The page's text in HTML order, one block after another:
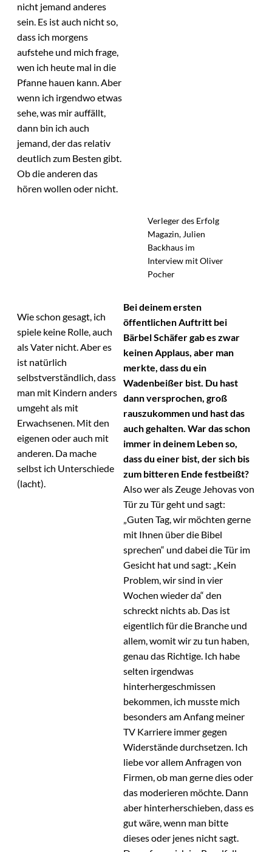
nicht jemand anderes
sein. Es ist auch nicht so,
dass ich morgens
aufstehe und mich frage,
wen ich heute mal in die
Pfanne hauen kann. Aber
wenn ich irgendwo etwas
sehe, was mir auffällt,
dann bin ich auch
jemand, der das relativ
deutlich zum Besten gibt.
Ob die anderen das
hören wollen oder nicht.
Verleger des Erfolg
Magazin, Julien
Backhaus im
Interview mit Oliver
Pocher
Wie schon gesagt, ich
spiele keine Rolle, auch
als Vater nicht. Aber es
ist natürlich
selbstverständlich, dass
man mit Kindern anders
umgeht als mit
Erwachsenen. Mit den
eigenen oder auch mit
anderen. Da mache
selbst ich Unterschiede
(lacht).
Bei deinem ersten
öffentlichen Auftritt bei
Bärbel Schäfer gab es zwar
keinen Applaus, aber man
merkte, dass du ein
Wadenbeißer bist. Du hast
dann versprochen, groß
rauszukommen und hast das
auch gehalten. War das schon
immer in deinem Leben so,
dass du einer bist, der sich bis
zum bitteren Ende festbeißt?
Also wer als Zeuge Jehovas von
Tür zu Tür geht und sagt:
„Guten Tag, wir möchten gerne
mit Ihnen über die Bibel
sprechen“ und dabei die Tür im
Gesicht hat und sagt: „Kein
Problem, wir sind in vier
Wochen wieder da“ den
schreckt nichts ab. Das ist
eigentlich für die Branche und
allem, womit wir zu tun haben,
genau das Richtige. Ich habe
selten irgendwas
hinterhergeschmissen
bekommen, ich musste mich
besonders am Anfang meiner
TV Karriere immer gegen
Widerstände durchsetzen. Ich
liebe vor allem Anfragen von
Firmen, ob man gerne dies oder
das moderieren möchte. Dann
aber hinterherschieben, dass es
gut wäre, wenn man bitte
dieses oder jenes nicht sagt.